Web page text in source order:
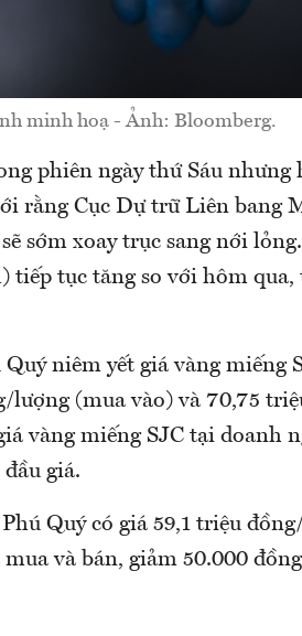
minh hoạ - Ảnh: Bloomberg.
phiên ngày thứ Sáu
rằng Cục Dự trữ Liên bang
sớm xoay trục sang nới
tiếp tục tăng so với hôm
niêm yết giá vàng miếng
lượng (mua vào) và 70,75
vàng miếng SJC tại doanh
giá.
Quý có giá 59,1 triệu
và bán, giảm 50.000